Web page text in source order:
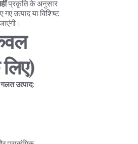
प्रकृति के अनुसार
उत्पाद या विशिष्ट
गलत उत्पाद: